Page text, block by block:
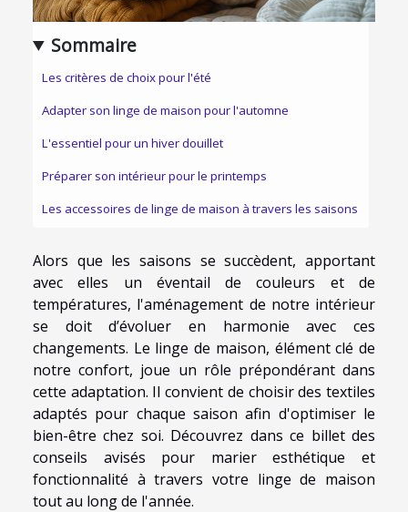
Sommaire
Les critères de choix pour l'été
Adapter son linge de maison pour l'automne
L'essentiel pour un hiver douillet
Préparer son intérieur pour le printemps
Les accessoires de linge de maison à travers les saisons
Alors que les saisons se succèdent, apportant
avec elles un éventail de couleurs et de
températures, l'aménagement de notre intérieur
se doit d’évoluer en harmonie avec ces
changements. Le linge de maison, élément clé de
notre confort, joue un rôle prépondérant dans
cette adaptation. Il convient de choisir des textiles
adaptés pour chaque saison afin d'optimiser le
bien-être chez soi. Découvrez dans ce billet des
conseils avisés pour marier esthétique et
fonctionnalité à travers votre linge de maison
tout au long de l'année.